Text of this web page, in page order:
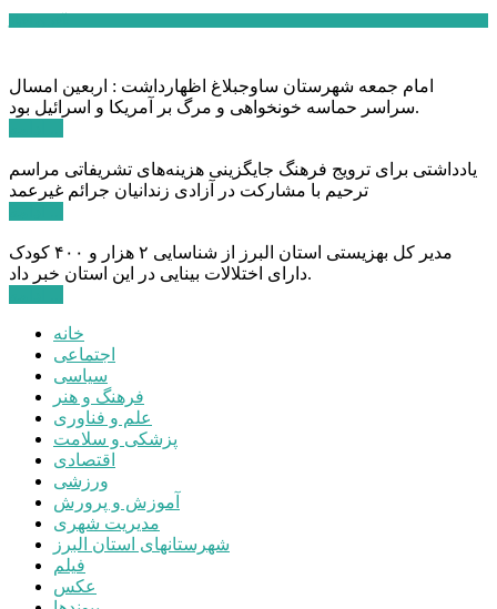
امام جمعه شهرستان ساوجبلاغ اظهارداشت : اربعین امسال
سراسر حماسه خونخواهی و مرگ بر آمریکا و اسرائیل بود.
یادداشتی برای ترویج فرهنگ جایگزینی هزینه‌های تشریفاتی مراسم
ترحیم با مشارکت در آزادی زندانیان جرائم غیرعمد
مدیر کل بهزیستی استان البرز از شناسایی ۲ هزار و ۴۰۰ کودک
دارای اختلالات بینایی در این استان خبر داد.
خانه
اجتماعی
سیاسی
فرهنگ و هنر
علم و فناوری
پزشکی و سلامت
اقتصادی
ورزشی
آموزش و پرورش
مدیریت شهری
شهرستانهای استان البرز
فیلم
عکس